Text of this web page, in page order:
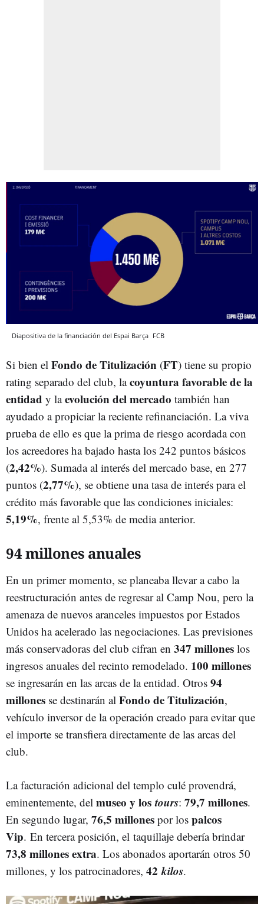
Diapositiva de la financiación del Espai Barça FCB
Si bien el Fondo de Titulización (FT) tiene su propio
rating separado del club, lacoyuntura favorable de la
entidad y laevolución del mercado también han
ayudado a propiciar la reciente refinanciación. La viva
prueba de ello es que la prima de riesgo acordada con
los acreedores ha bajado hasta los 242 puntos básicos
(2,42%). Sumada al interés del mercado base, en 277
puntos (2,77%), se obtiene una tasa de interés para el
crédito más favorable que las condiciones iniciales:
5,19%, frente al 5,53% de media anterior.
94 millones anuales
En un primer momento, se planeaba llevar a cabo la
reestructuración antes de regresar al Camp Nou, pero la
amenaza de nuevos aranceles impuestos por Estados
Unidos ha acelerado las negociaciones. Las previsiones
más conservadoras del club cifran en 347 millones los
ingresos anuales del recinto remodelado. 100 millones
se ingresarán en las arcas de la entidad. Otros 94
millones se destinarán al Fondo de Titulización,
vehículo inversor de la operación creado para evitar que
el importe se transfiera directamente de las arcas del
club.
La facturación adicional del templo culé provendrá,
eminentemente, del museo y lostours: 79,7 millones.
En segundo lugar, 76,5 millones por los palcos
Vip. En tercera posición, el taquillaje debería brindar
73,8 millones extra. Los abonados aportarán otros 50
millones, y los patrocinadores, 42kilos.